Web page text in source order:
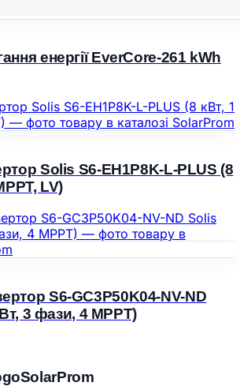
енергії EverCore-261 kWh
Solis S6-EH1P8K-L-PLUS (8
LV)
S6-GC3P50K04-NV-ND
3 фази, 4 MPPT)
SolarProm